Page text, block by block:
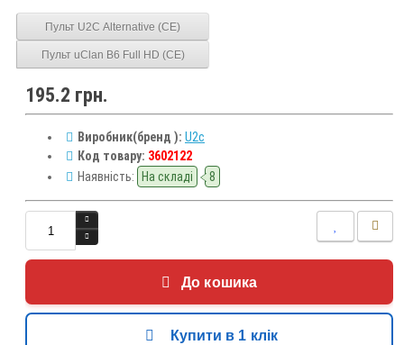
Пульт U2C Alternative (CE)
Пульт uClan B6 Full HD (CE)
195.2 грн.
Виробник(бренд ): U2c
Код товару: 3602122
Наявність:
На складі 8
До кошика
Купити в 1 клік